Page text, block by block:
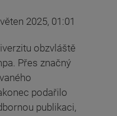
2025, 01:01
obzvláště
Přes značný
podařilo
publikaci,